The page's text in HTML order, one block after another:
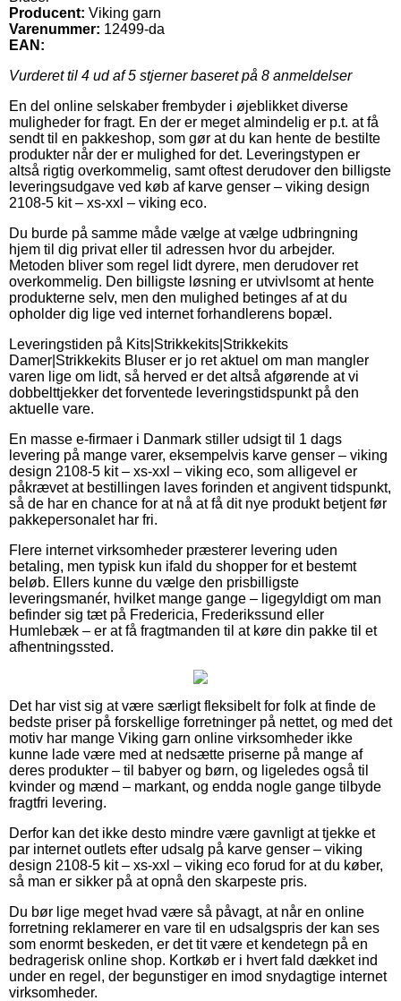
Producent: Viking garn
Varenummer: 12499-da
EAN:
Vurderet til 4 ud af 5 stjerner baseret på 8 anmeldelser
En del online selskaber frembyder i øjeblikket diverse
muligheder for fragt. En der er meget almindelig er p.t. at få
sendt til en pakkeshop, som gør at du kan hente de bestilte
produkter når der er mulighed for det. Leveringstypen er
altså rigtig overkommelig, samt oftest derudover den billigste
leveringsudgave ved køb af karve genser – viking design
2108-5 kit – xs-xxl – viking eco.
Du burde på samme måde vælge at vælge udbringning
hjem til dig privat eller til adressen hvor du arbejder.
Metoden bliver som regel lidt dyrere, men derudover ret
overkommelig. Den billigste løsning er utvivlsomt at hente
produkterne selv, men den mulighed betinges af at du
opholder dig lige ved internet forhandlerens bopæl.
Leveringstiden på Kits|Strikkekits|Strikkekits
Damer|Strikkekits Bluser er jo ret aktuel om man mangler
varen lige om lidt, så herved er det altså afgørende at vi
dobbelttjekker det forventede leveringstidspunkt på den
aktuelle vare.
En masse e-firmaer i Danmark stiller udsigt til 1 dags
levering på mange varer, eksempelvis karve genser – viking
design 2108-5 kit – xs-xxl – viking eco, som alligevel er
påkrævet at bestillingen laves forinden et angivent tidspunkt,
så de har en chance for at nå at få dit nye produkt betjent før
pakkepersonalet har fri.
Flere internet virksomheder præsterer levering uden
betaling, men typisk kun ifald du shopper for et bestemt
beløb. Ellers kunne du vælge den prisbilligste
leveringsmanér, hvilket mange gange – ligegyldigt om man
befinder sig tæt på Fredericia, Frederikssund eller
Humlebæk – er at få fragtmanden til at køre din pakke til et
afhentningssted.
Det har vist sig at være særligt fleksibelt for folk at finde de
bedste priser på forskellige forretninger på nettet, og med det
motiv har mange Viking garn online virksomheder ikke
kunne lade være med at nedsætte priserne på mange af
deres produkter – til babyer og børn, og ligeledes også til
kvinder og mænd – markant, og endda nogle gange tilbyde
fragtfri levering.
Derfor kan det ikke desto mindre være gavnligt at tjekke et
par internet outlets efter udsalg på karve genser – viking
design 2108-5 kit – xs-xxl – viking eco forud for at du køber,
så man er sikker på at opnå den skarpeste pris.
Du bør lige meget hvad være så påvagt, at når en online
forretning reklamerer en vare til en udsalgspris der kan ses
som enormt beskeden, er det tit være et kendetegn på en
bedragerisk online shop. Kortkøb er i hvert fald dækket ind
under en regel, der begunstiger en imod snydagtige internet
virksomheder.